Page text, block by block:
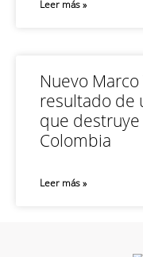
Leer más »
Nuevo
resultado de
que
Colombia
Leer más »